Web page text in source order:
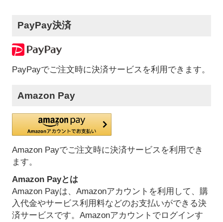
PayPay決済
PayPayでご注文時に決済サービスを利用できます。
Amazon Pay
Amazon Payでご注文時に決済サービスを利用でき
ます。
Amazon Payとは
Amazon Payは、Amazonアカウントを利用して、購
入代金やサービス利用料などのお支払いができる決
済サービスです。Amazonアカウントでログインす